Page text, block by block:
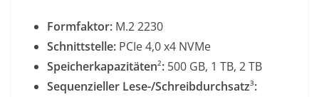
Formfaktor: M.2 2230
Schnittstelle: PCIe 4,0 x4 NVMe
Speicherkapazitäten²: 500 GB, 1 TB, 2 TB
Sequenzieller Lese-/Schreibdurchsatz³: